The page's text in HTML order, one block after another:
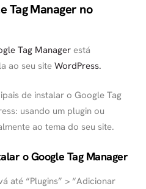
Tag Manager no
Tag Manager está
ao seu site WordPress.
de instalar o Google Tag
usando um plugin ou
ao tema do seu site.
o Google Tag Manager
até “Plugins” > “Adicionar